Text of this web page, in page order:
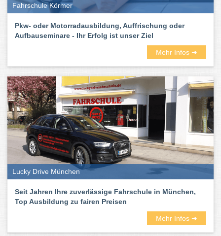
Fahrschule Körmer
Pkw- oder Motorradausbildung, Auffrischung oder
Aufbauseminare - Ihr Erfolg ist unser Ziel
Mehr Infos ➜
Lucky Drive München
Seit Jahren Ihre zuverlässige Fahrschule in München,
Top Ausbildung zu fairen Preisen
Mehr Infos ➜